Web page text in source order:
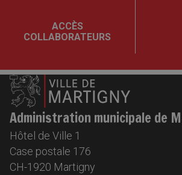
Administration municipale de
Hôtel de Ville 1
Case postale 176
CH-1920 Martigny
ACCÈS
COLLABORATEURS